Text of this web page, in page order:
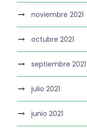
noviembre 2021
octubre 2021
septiembre 2021
julio 2021
junio 2021